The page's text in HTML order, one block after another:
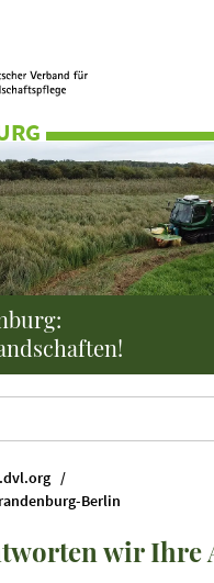
Berlin
wir Ihre